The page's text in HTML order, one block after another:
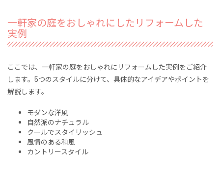
一軒家の庭をおしゃれにしたリフォームした
実例
ここでは、一軒家の庭をおしゃれにリフォームした実例をご紹介
します。5つのスタイルに分けて、具体的なアイデアやポイントを
解説します。
モダンな洋風
自然派のナチュラル
クールでスタイリッシュ
風情のある和風
カントリースタイル